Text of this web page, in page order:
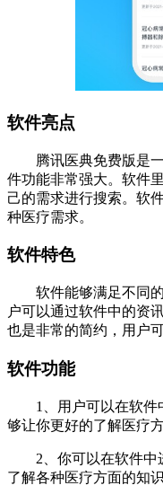
软件亮点
腾讯医典免费版是一
件功能非常强大。软件
己的需求进行搜索。软
种医疗需求。
软件特色
软件能够满足不同的
户可以通过软件中的资
也是非常的简约，用户
软件功能
1、用户可以在软件
够让你更好的了解医疗
2、你可以在软件中
了解各种医疗方面的知识